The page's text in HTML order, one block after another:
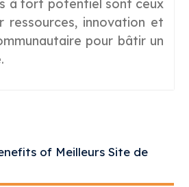
à fort potentiel sont ceux
ressources, innovation et
pour bâtir un
of Meilleurs Site de